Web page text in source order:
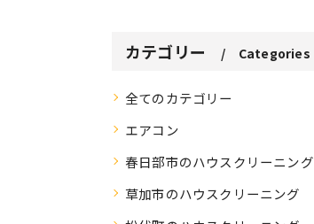
カテゴリー Categories
全てのカテゴリー
エアコン
春日部市のハウスクリーニング
草加市のハウスクリーニング